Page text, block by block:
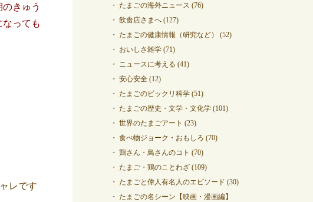
きゅう
っても
レです
たまごの海外ニュース (76)
飲食店さまへ (127)
たまごの健康情報（研究など）
(52)
おいしさ雑学 (71)
ニュースに考える (41)
安心安全 (12)
たまごのビックリ科学 (51)
たまごの歴史・文学・文化学 (101)
世界のたまごアート (23)
食べ物ジョーク・おもしろ (70)
鶏さん・鳥さんのコト (70)
たまご・鶏のことわざ (109)
たまごと偉人有名人のエピソード (30)
たまごの名シーン【映画・漫画編】